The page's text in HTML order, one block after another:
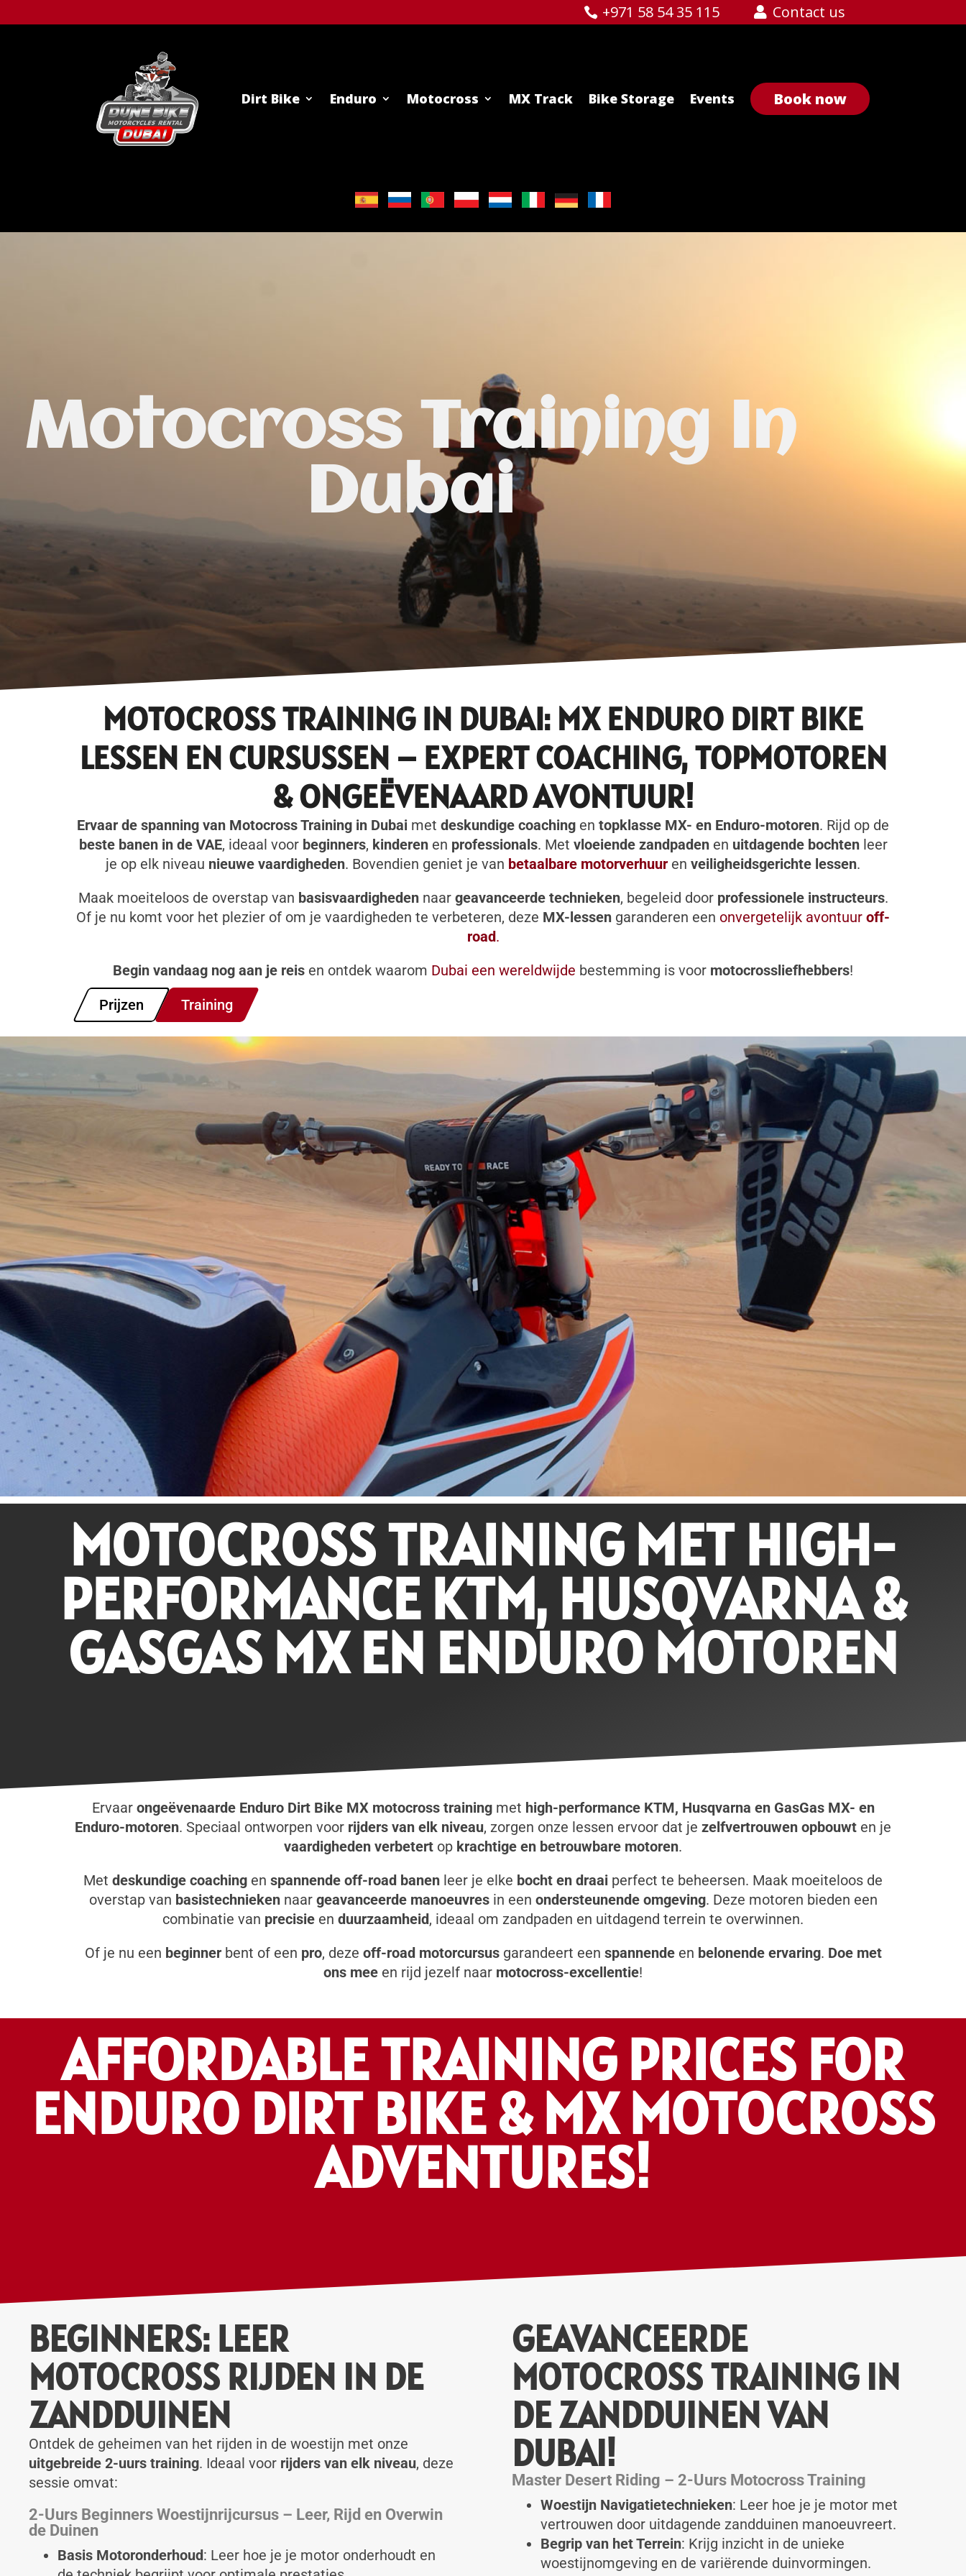
+971 58 54 35 115 Contact us
Dirt Bike Enduro Motocross MX Track Bike Storage Events Book now
Motocross Training In
Dubai
MOTOCROSS TRAINING IN DUBAI: MX ENDURO DIRT BIKE
LESSEN EN CURSUSSEN – EXPERT COACHING, TOPMOTOREN
& ONGEËVENAARD AVONTUUR!
Ervaar de spanning van Motocross Training in Dubai met deskundige coaching en topklasse MX- en Enduro-motoren. Rijd op de
beste banen in de VAE, ideaal voor beginners, kinderenen professionals. Met vloeiende zandpadenen uitdagende bochtenleer
je op elk niveau nieuwe vaardigheden. Bovendien geniet je van betaalbare motorverhuur en veiligheidsgerichte lessen.
Maak moeiteloos de overstap van basisvaardighedennaar geavanceerde technieken, begeleid door professionele instructeurs.
Of je nu komt voor het plezier of om je vaardigheden te verbeteren, deze MX-lessen garanderen een onvergetelijk avontuur off-
road.
Begin vandaag nog aan je reis en ontdek waarom Dubai een wereldwijde bestemming is voor motocrossliefhebbers!
Prijzen
Training
MOTOCROSS TRAINING MET HIGH-
PERFORMANCE KTM, HUSQVARNA &
GASGAS MX EN ENDURO MOTOREN
Ervaar ongeëvenaarde Enduro Dirt Bike MX motocross trainingmet high-performance KTM, Husqvarna en GasGas MX- en
Enduro-motoren. Speciaal ontworpen voor rijders van elk niveau, zorgen onze lessen ervoor dat je zelfvertrouwen opbouwt en je
vaardigheden verbetert op krachtige en betrouwbare motoren.
Met deskundige coaching en spannende off-road banen leer je elke bocht en draai perfect te beheersen. Maak moeiteloos de
overstap van basistechniekennaar geavanceerde manoeuvresin een ondersteunende omgeving. Deze motoren bieden een
combinatie van precisie en duurzaamheid, ideaal om zandpaden en uitdagend terrein te overwinnen.
Of je nu een beginnerbent of een pro, deze off-road motorcursusgarandeert een spannendeen belonende ervaring. Doe met
ons mee en rijd jezelf naar motocross-excellentie!
AFFORDABLE TRAINING PRICES FOR
ENDURO DIRT BIKE & MX MOTOCROSS
ADVENTURES!
BEGINNERS: LEER
MOTOCROSS RIJDEN IN DE
ZANDDUINEN
Ontdek de geheimen van het rijden in de woestijn met onze
uitgebreide 2-uurs training. Ideaal voor rijders van elk niveau, deze
sessie omvat:
2-Uurs Beginners Woestijnrijcursus – Leer, Rijd en Overwin
de Duinen
Basis Motoronderhoud: Leer hoe je je motor onderhoudt en
GEAVANCEERDE
MOTOCROSS TRAINING IN
DE ZANDDUINEN VAN
DUBAI!
Master Desert Riding – 2-Uurs Motocross Training
Woestijn Navigatietechnieken: Leer hoe je je motor met
vertrouwen door uitdagende zandduinen manoeuvreert.
Begrip van het Terrein: Krijg inzicht in de unieke
woestijnomgeving en de variërende duinvormingen.